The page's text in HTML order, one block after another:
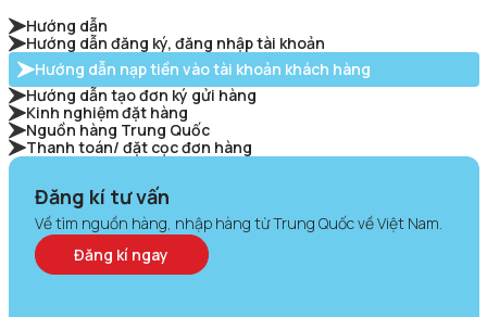
Hướng dẫn
Hướng dẫn đăng ký, đăng nhập tài khoản
Hướng dẫn nạp tiền vào tài khoản khách hàng
Hướng dẫn tạo đơn ký gửi hàng
Kinh nghiệm đặt hàng
Nguồn hàng Trung Quốc
Thanh toán/ đặt cọc đơn hàng
Đăng kí tư vấn
Về tìm nguồn hàng, nhập hàng từ Trung Quốc về Việt Nam.
Đăng kí ngay